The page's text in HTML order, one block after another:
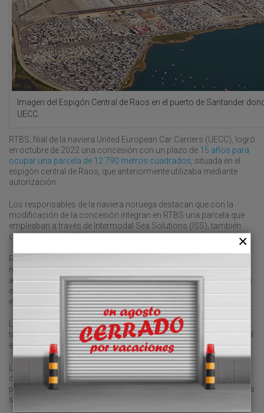
Imagen del Espigón Central de Raos en el puerto de Santander
UECC.
RTBS, filial de la naviera United European Car Carriers (UECC), logró
en octubre de 2022 una concesión con un plazo de 15 años para
ocupar una parcela de 12.790 metros cuadrados, situada en el
espigón central de Raos, que anteriormente utilizaba mediante
autorización.
Los responsables de la naviera noruega destacan que con la
modificación de la concesión integran en RTBS una parcela que
empleaban a través de Intermodal Sea Solutions (ISS), también
controlada por UECC.
RTBS contempla incorporar en su nueva superficie de Raos una
marquesina de 2.000 metros cuadrados como zona de
aparcamiento cubierta para la carga rodada que se encuentra a la
espera de ser embarcada, así como una carretilla, entre otros
equipamientos.
La naviera UECC movió durante el pasado año cerca de 155.000
toneladas en el puerto de Santander, un volumen muy similar al del
ejercicio anterior, según aseguraron desde su dirección.
La Autoridad Portuaria de Santander, que preside César Díaz,
contabilizó en 2023 un tráfico de 6,98 millones de toneladas, un 9
por ciento más que en el ejercicio anterior, obteniendo los graneles
sólidos, con 3,8 millones de toneladas, un alza del 12,4 por ciento.